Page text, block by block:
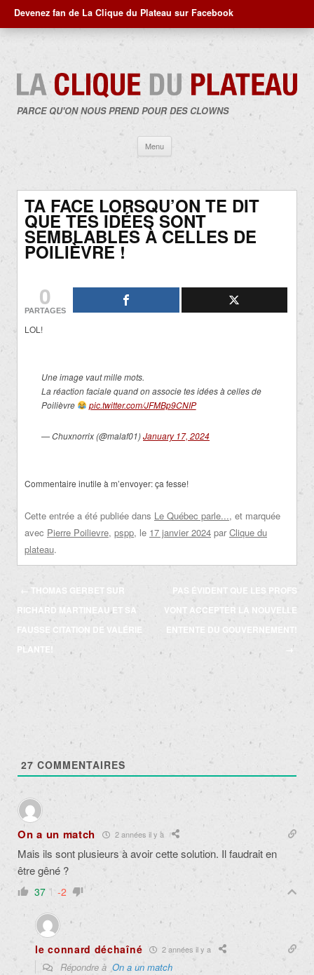
Devenez fan de La Clique du Plateau sur Facebook
PARCE QU'ON NOUS PREND POUR DES CLOWNS
Menu
contenu
TA FACE LORSQU’ON TE DIT
QUE TES IDÉES SONT
SEMBLABLES À CELLES DE
POILIÈVRE !
0
PARTAGES
LOL!
Une image vaut mille mots.
La réaction faciale quand on associe tes idées à celles de
Poilièvre
pic.twitter.com/JFMBp9CNIP
— Chuxnorrix (@malaf01)January 17, 2024
Commentaire inutile à m’envoyer: ça fesse!
Cette entrée a été publiée dans Le Québec parle..., et marquée
avec Pierre Poilievre, pspp, le 17 janvier 2024 par Clique du
plateau.
Navigation
des
articles
← THOMAS GERBET SUR
RICHARD MARTINEAU ET SA
FAUSSE CITATION DE VALÉRIE
PLANTE!
PAS ÉVIDENT QUE LES PROFS
VONT ACCEPTER LA NOUVELLE
ENTENTE DU GOUVERNEMENT!
→
27 COMMENTAIRES
On a un match 2 années il y a
Mais ils sont plusieurs à avoir cette solution. Il faudrait en
être gêné ?
37 -2
le connard déchaîné 2 années il y a
Répondre à On a un match